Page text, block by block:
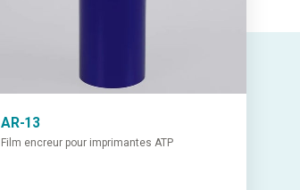
AR-13
Film encreur pour imprimantes ATP